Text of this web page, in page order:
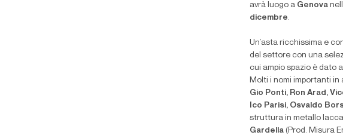
avrà luogo a Genova
dicembre.
Un’asta ricchissima e
del settore con una
cui ampio spazio è dato
Molti i nomi importanti in
Gio Ponti, Ron Arad,
Ico Parisi, Osvaldo
struttura in metallo
Gardella (Prod. Misura